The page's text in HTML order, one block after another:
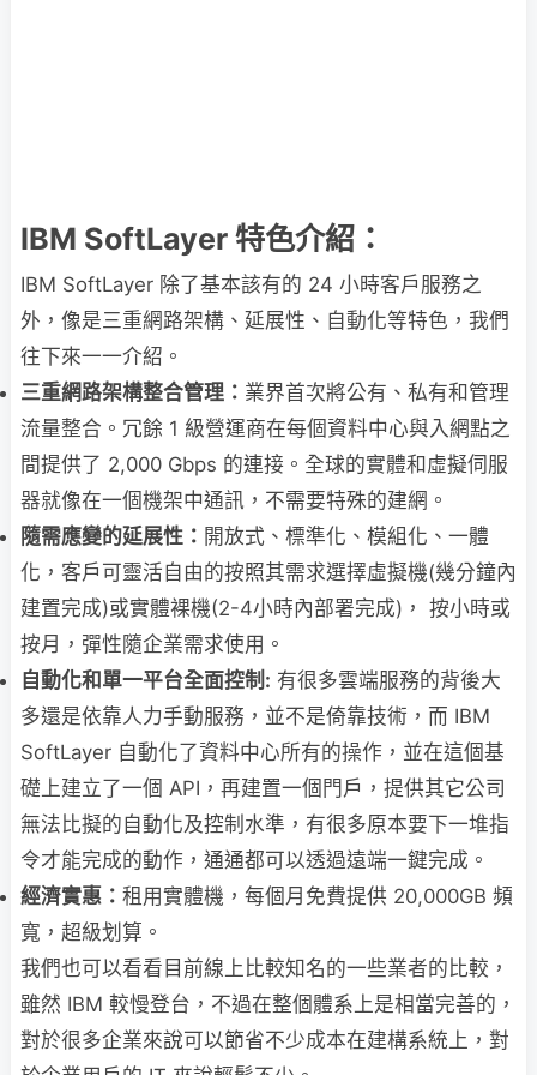
IBM SoftLayer 特色介紹：
IBM SoftLayer 除了基本該有的 24 小時客戶服務之
外，像是三重網路架構、延展性、自動化等特色，我們
往下來一一介紹。
三重網路架構整合管理： 業界首次將公有、私有和管理
流量整合。冗餘 1 級營運商在每個資料中心與入網點之
間提供了 2,000 Gbps 的連接。全球的實體和虛擬伺服
器就像在一個機架中通訊，不需要特殊的建網。
隨需應變的延展性： 開放式、標準化、模組化、一體
化，客戶可靈活自由的按照其需求選擇虛擬機(幾分鐘內
建置完成)或實體裸機(2-4小時內部署完成)， 按小時或
按月，彈性隨企業需求使用。
自動化和單一平台全面控制: 有很多雲端服務的背後大
多還是依靠人力手動服務，並不是倚靠技術，而 IBM
SoftLayer 自動化了資料中心所有的操作，並在這個基
礎上建立了一個 API，再建置一個門戶，提供其它公司
無法比擬的自動化及控制水準，有很多原本要下一堆指
令才能完成的動作，通通都可以透過遠端一鍵完成。
經濟實惠： 租用實體機，每個月免費提供 20,000GB 頻
寬，超級划算。
我們也可以看看目前線上比較知名的一些業者的比較，
雖然 IBM 較慢登台，不過在整個體系上是相當完善的，
對於很多企業來說可以節省不少成本在建構系統上，對